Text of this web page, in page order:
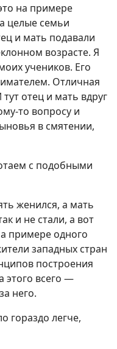
на примере
целые семьи
и мать подавали
возрасте. Я
учеников. Его
Отличная
отец и мать вдруг
то вопросу и
в смятении,
с подобными
женился, а мать
и не стали, а вот
примере одного
западных стран
построения
этого всего —
него.
гораздо легче,